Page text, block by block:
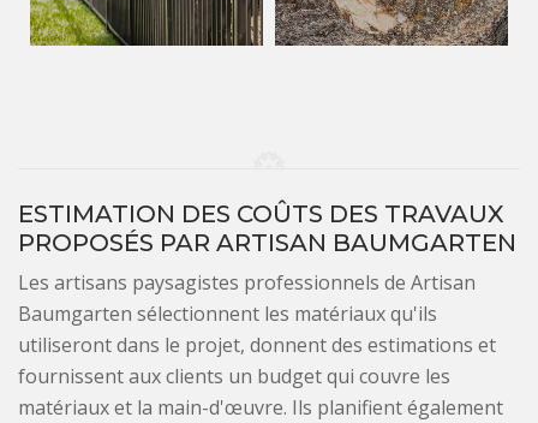
ESTIMATION DES COÛTS DES TRAVAUX
PROPOSÉS PAR ARTISAN BAUMGARTEN
Les artisans paysagistes professionnels de Artisan
Baumgarten sélectionnent les matériaux qu'ils
utiliseront dans le projet, donnent des estimations et
fournissent aux clients un budget qui couvre les
matériaux et la main-d'œuvre. Ils planifient également